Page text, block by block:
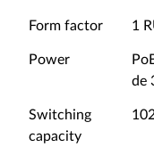
Form factor 1
Power
de
Switching
capacity